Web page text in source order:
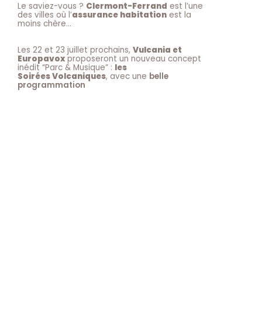
Le saviez-vous ? Clermont-Ferrand est l’une
des villes où l’assurance habitation est la
moins chère…
Les 22 et 23 juillet prochains, Vulcania et
Europavoxproposeront un nouveau concept
inédit “Parc & Musique” : les
Soirées Volcaniques, avec une belle
programmation